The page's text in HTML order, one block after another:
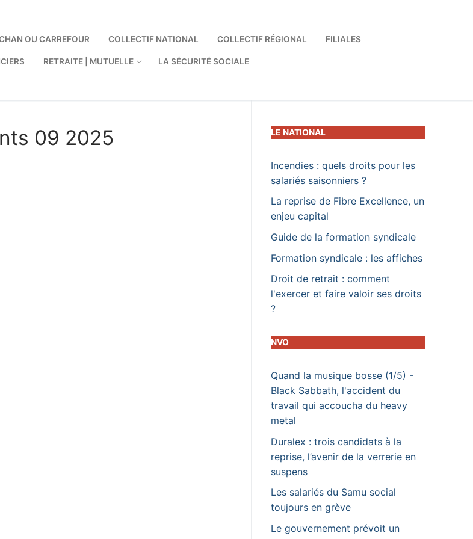
OU CARREFOUR COLLECTIF NATIONAL COLLECTIF RÉGIONAL FILIALES
RETRAITE | MUTUELLE LA SÉCURITÉ SOCIALE
09 2025 LE NATIONAL
Incendies : quels droits pour les
salariés saisonniers ?
La reprise de Fibre Excellence, un
enjeu capital
Guide de la formation syndicale
Formation syndicale : les affiches
Droit de retrait : comment
l'exercer et faire valoir ses droits
?
NVO
Quand la musique bosse (1/5) -
Black Sabbath, l'accident du
travail qui accoucha du heavy
metal
Duralex : trois candidats à la
reprise, l’avenir de la verrerie en
suspens
Les salariés du Samu social
toujours en grève
Le gouvernement prévoit un